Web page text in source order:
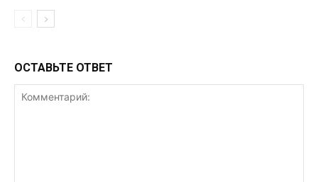
ОСТАВЬТЕ ОТВЕТ